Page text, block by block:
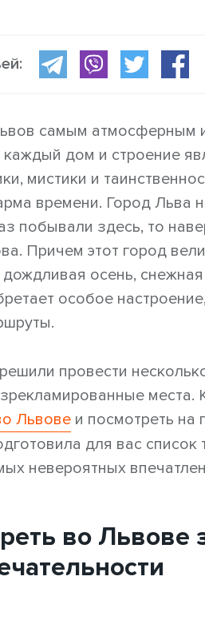
самым атмосферным
дом и строение
мистики и
времени. Город Льва
побывали здесь, то
Причем этот город
осень,
особое
провести
места.
Львове и посмотреть на
для вас
невероятных
во Львове